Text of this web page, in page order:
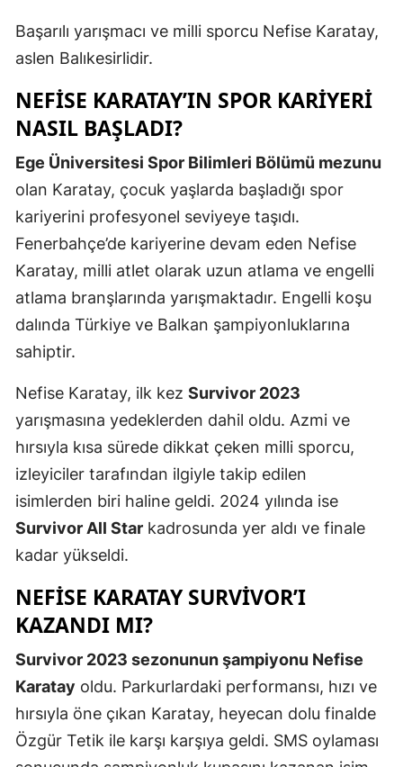
Malatya
Muğla
Nevşehir
Niğde
Ordu
Samsun
Sinop
Trabzon
Tunceli
Şanlıurfa
Başarılı yarışmacı ve milli sporcu Nefise Karatay,
aslen Balıkesirlidir.
NEFISE KARATAY’IN SPOR KARIYERI
NASIL BAŞLADI?
Ege Üniversitesi Spor Bilimleri Bölümü mezunu
olan Karatay, çocuk yaşlarda başladığı spor
kariyerini profesyonel seviyeye taşıdı.
Fenerbahçe’de kariyerine devam eden Nefise
Karatay, milli atlet olarak uzun atlama ve engelli
atlama branşlarında yarışmaktadır. Engelli koşu
dalında Türkiye ve Balkan şampiyonluklarına
sahiptir.
Nefise Karatay, ilk kez Survivor 2023
yarışmasına yedeklerden dahil oldu. Azmi ve
hırsıyla kısa sürede dikkat çeken milli sporcu,
izleyiciler tarafından ilgiyle takip edilen
isimlerden biri haline geldi. 2024 yılında ise
Survivor All Star kadrosunda yer aldı ve finale
kadar yükseldi.
NEFISE KARATAY SURVIVOR’I
KAZANDI MI?
Survivor 2023 sezonunun şampiyonu Nefise
Karatay oldu. Parkurlardaki performansı, hızı ve
hırsıyla öne çıkan Karatay, heyecan dolu finalde
Özgür Tetik ile karşı karşıya geldi. SMS oylaması